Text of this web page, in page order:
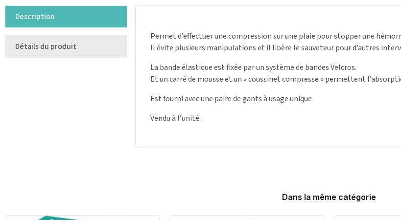
Description
Détails du produit
Permet d’effectuer une compression sur une plaie pour stopper une
Il évite plusieurs manipulations et il libère le sauveteur pour d’autres
La bande élastique est fixée par un système de bandes Velcros.
Et un carré de mousse et un « coussinet compresse » permettent
Est fourni avec une paire de gants à usage unique
Vendu à l’unité.
Dans la même catégorie